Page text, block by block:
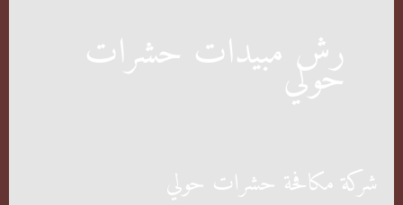
رش مبيدات حشرات
حولي
شركة مكافحة حشرات حولي